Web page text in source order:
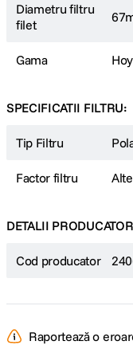
Diametru filtru
filet
Gama
SPECIFICATII FILTRU:
Tip Filtru
Factor filtru
DETALII PRODUCATOR
Cod producator
Raportează o